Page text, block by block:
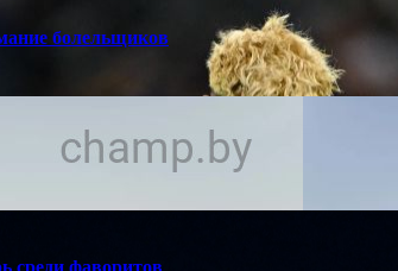
болельщиков